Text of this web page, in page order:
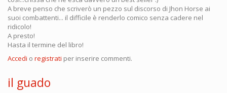
A breve penso che scriverò un pezzo sul discorso di Jhon Horse ai
suoi combattenti... il difficile è renderlo comico senza cadere nel
ridicolo!
A presto!
Hasta il termine del libro!
Accedi o registrati per inserire commenti.
il guado